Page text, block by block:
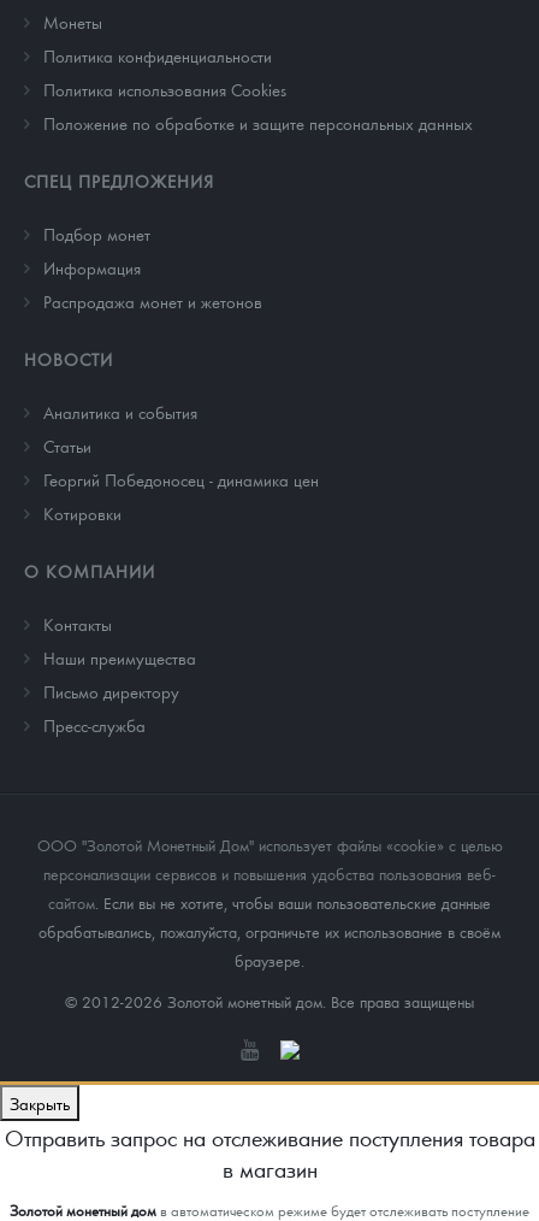
Монеты
Политика конфиденциальности
Политика использования Cookies
Положение по обработке и защите персональных данных
СПЕЦ ПРЕДЛОЖЕНИЯ
Подбор монет
Информация
Распродажа монет и жетонов
НОВОСТИ
Аналитика и события
Cтатьи
Георгий Победоносец - динамика цен
Котировки
О КОМПАНИИ
Контакты
Наши преимущества
Письмо директору
Пресс-служба
ООО "Золотой Монетный Дом" использует файлы «cookie» с целью
персонализации сервисов и повышения удобства пользования веб-
сайтом . Если вы не хотите, чтобы ваши пользовательские данные
обрабатывались, пожалуйста, ограничьте их использование в своём
браузере.
© 2012-2026 Золотой монетный дом. Все права защищены
Закрыть
Отправить запрос на отслеживание поступления товара
в магазин
Золотой монетный домв автоматическом режиме будет отслеживать поступление